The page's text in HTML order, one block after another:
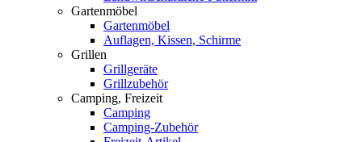
Gartenmöbel
Gartenmöbel
Auflagen, Kissen, Schirme
Grillen
Grillgeräte
Grillzubehör
Camping, Freizeit
Camping
Camping-Zubehör